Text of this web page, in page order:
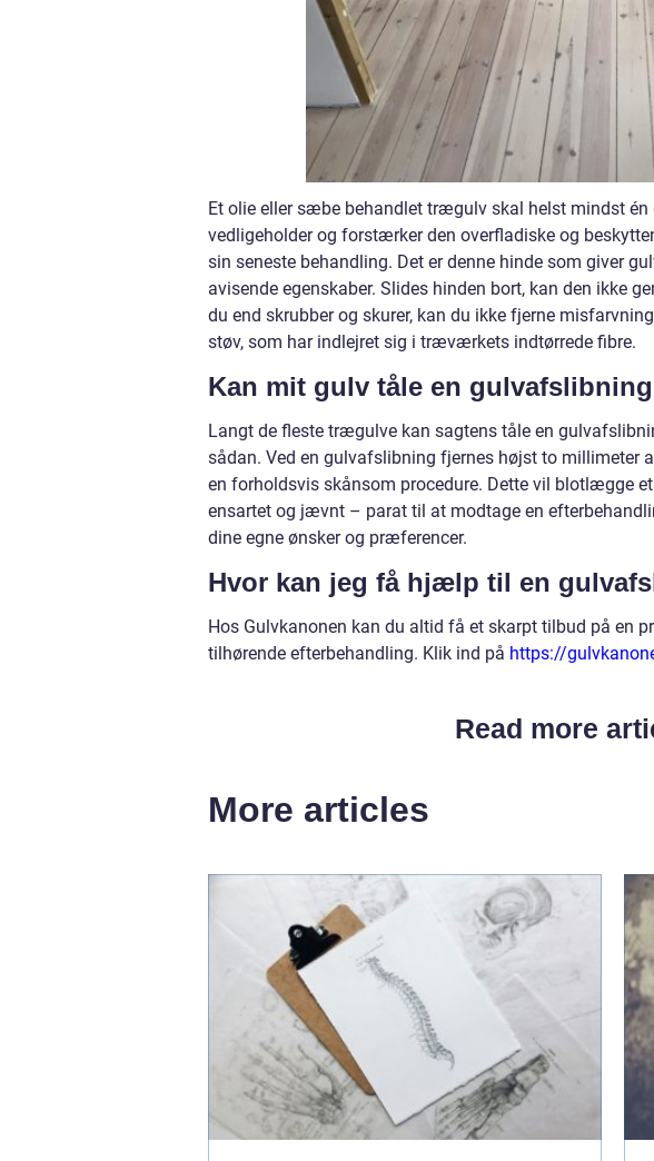
Et olie eller sæbe behandlet trægulv skal helst mindst
vedligeholder og forstærker den overfladiske og
sin seneste behandling. Det er denne hinde som giver
avisende egenskaber. Slides hinden bort, kan den ikke
du end skrubber og skurer, kan du ikke fjerne
støv, som har indlejret sig i træværkets indtørrede fibre.
Kan mit gulv tåle en
Langt de fleste trægulve kan sagtens tåle en
sådan. Ved en gulvafslibning fjernes højst to
en forholdsvis skånsom procedure. Dette vil blotlægge
ensartet og jævnt – parat til at modtage en
dine egne ønsker og præferencer.
Hvor kan jeg få hjælp til en
Hos Gulvkanonen kan du altid få et skarpt tilbud på en
tilhørende efterbehandling. Klik ind på https://
Read more
More articles